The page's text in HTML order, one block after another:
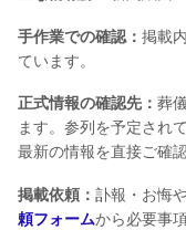
手作業での確認： 掲載
ています。
正式情報の確認先： 葬
ます。参列を予定され
最新の情報を直接ご確
掲載依頼： 訃報・お悔
頼フォームから必要事